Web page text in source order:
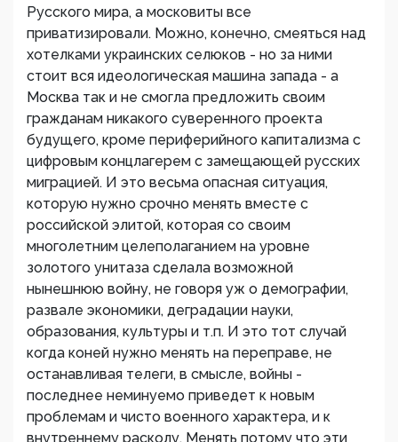
Русского мира, а московиты все
приватизировали. Можно, конечно, смеяться над
хотелками украинских селюков - но за ними
стоит вся идеологическая машина запада - а
Москва так и не смогла предложить своим
гражданам никакого суверенного проекта
будущего, кроме периферийного капитализма с
цифровым концлагерем с замещающей русских
миграцией. И это весьма опасная ситуация,
которую нужно срочно менять вместе с
российской элитой, которая со своим
многолетним целеполаганием на уровне
золотого унитаза сделала возможной
нынешнюю войну, не говоря уж о демографии,
развале экономики, деградации науки,
образования, культуры и т.п. И это тот случай
когда коней нужно менять на переправе, не
останавливая телеги, в смысле, войны -
последнее неминуемо приведет к новым
проблемам и чисто военного характера, и к
внутреннему расколу. Менять потому что эти